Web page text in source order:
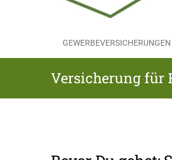
GEWERBEVERSICHERUNGEN
Versicherung für